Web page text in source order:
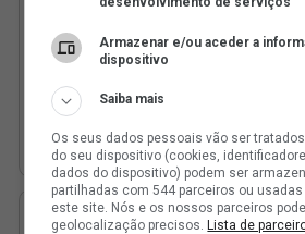
Armazenar e/ou aceder a
dispositivo
Saiba mais
Os seus dados pessoais vão ser
do seu dispositivo (cookies,
dados do dispositivo) podem ser
partilhadas com 544 parceiros ou
este site. Nós e os nossos parceiros
geolocalização precisos.Lista de